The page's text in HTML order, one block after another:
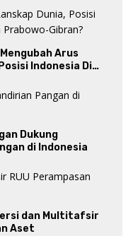
Arus
Indonesia Di
Dukung
di Indonesia
dan Multitafsir
Aset